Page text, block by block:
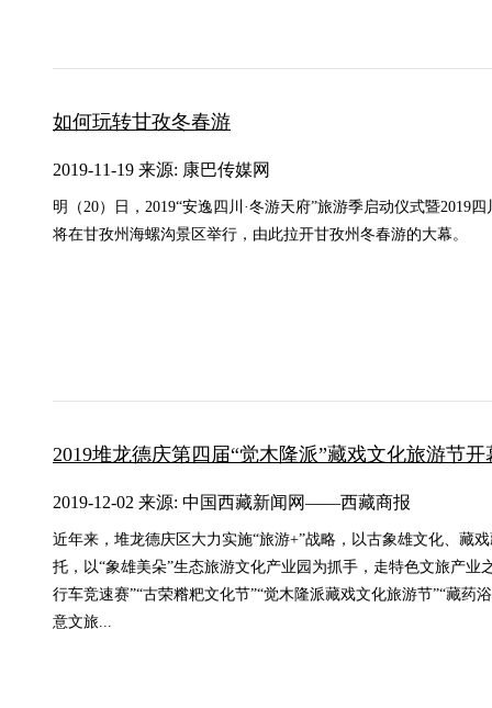
如何玩转甘孜冬春游
2019-11-19 来源: 康巴传媒网
明（20）日，2019“安逸四川·冬游天府”旅游季启动仪式暨2019
将在甘孜州海螺沟景区举行，由此拉开甘孜州冬春游的大幕。
2019堆龙德庆第四届“觉木隆派”藏戏文化旅游节开
2019-12-02 来源: 中国西藏新闻网——西藏商报
近年来，堆龙德庆区大力实施“旅游+”战略，以古象雄文化、藏
托，以“象雄美朵”生态旅游文化产业园为抓手，走特色文旅产业
行车竞速赛”“古荣糌粑文化节”“觉木隆派藏戏文化旅游节”“藏药
意文旅...